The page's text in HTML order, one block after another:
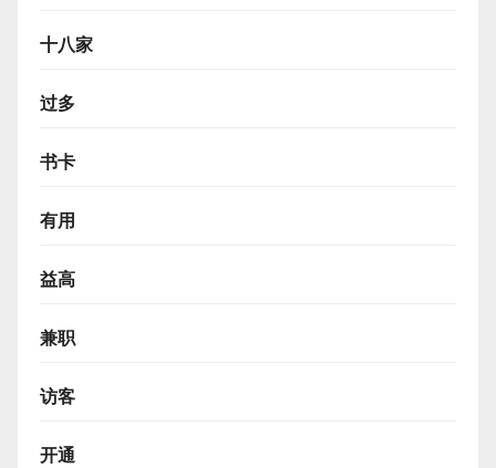
十八家
过多
书卡
有用
益高
兼职
访客
开通